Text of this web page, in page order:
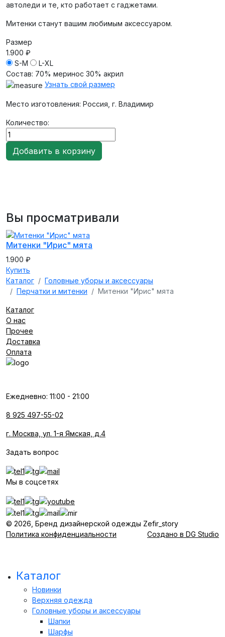
автоледи и те, кто работает с гаджетами.
Митенки станут вашим любимым аксессуаром.
Размер
1.900 ₽
S-M
L-XL
Состав: 70% меринос 30% акрил
Узнать свой размер
Место изготовления: Россия, г. Владимир
Количество:
Вы просматривали
Митенки "Ирис" мята
1.900 ₽
Купить
Каталог
Головные уборы и аксессуары
Перчатки и митенки
Митенки "Ирис" мята
Каталог
О нас
Прочее
Доставка
Оплата
Ежедневно: 11:00 - 21:00
8 925 497-55-02
г. Москва, ул. 1-я Ямская, д.4
Задать вопрос
Мы в соцсетях
© 2026, Бренд дизайнерской одежды Zefir_story
Политика конфиденциальности
Создано в DG Studio
Каталог
Новинки
Верхняя одежда
Головные уборы и аксессуары
Шапки
Шарфы